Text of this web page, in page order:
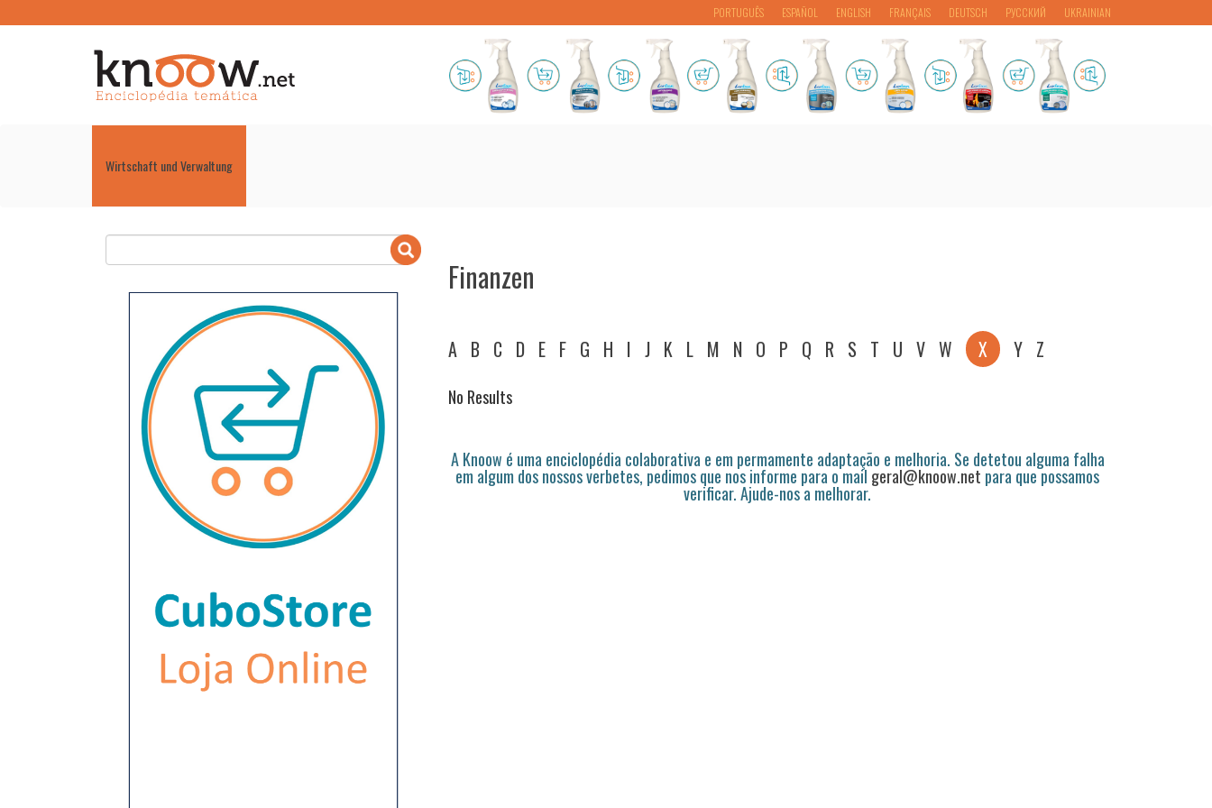
PORTUGUÊS ESPAÑOL ENGLISH FRANÇAIS DEUTSCH РУССКИЙ UKRAINIAN
Wirtschaft und Verwaltung
Finanzen
A B C D E F G H I J K L M N O P Q R S T U V W X Y Z
No Results
A Knoow é uma enciclopédia colaborativa e em permamente adaptação e melhoria. Se detetou alguma falha
em algum dos nossos verbetes, pedimos que nos informe para o mail geral@knoow.net para que possamos
verificar. Ajude-nos a melhorar.